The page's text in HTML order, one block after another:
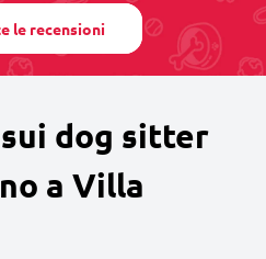
le recensioni
dog sitter
a Villa